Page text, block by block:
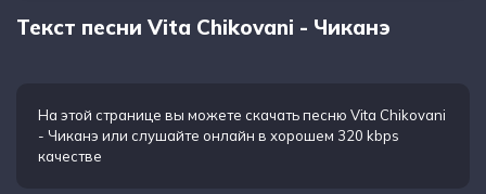
Текст песни Vita Chikovani - Чиканэ
На этой странице вы можете скачать песню Vita Chikovani
- Чиканэ или слушайте онлайн в хорошем 320 kbps
качестве